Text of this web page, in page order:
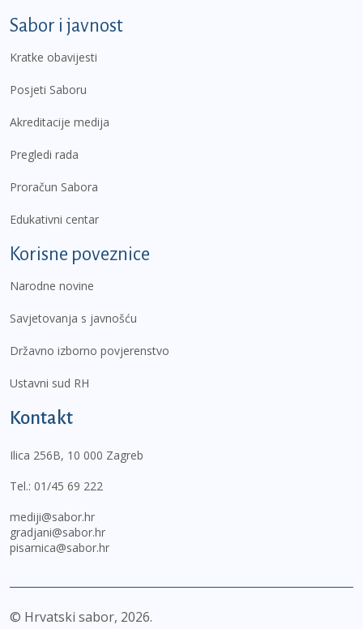
Sabor i javnost
Kratke obavijesti
Posjeti Saboru
Akreditacije medija
Pregledi rada
Proračun Sabora
Edukativni centar
Korisne poveznice
Narodne novine
Savjetovanja s javnošću
Državno izborno povjerenstvo
Ustavni sud RH
Kontakt
Ilica 256B, 10 000 Zagreb
Tel.: 01/45 69 222
mediji@sabor.hr
gradjani@sabor.hr
pisarnica@sabor.hr
© Hrvatski sabor, 2026